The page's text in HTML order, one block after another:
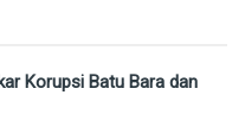
Korupsi Batu Bara dan